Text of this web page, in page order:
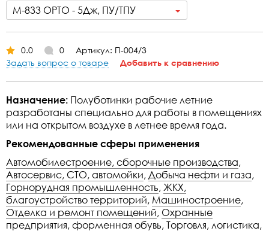
М-833 ОРТО - 5Дж, ПУ/ТПУ
0.0 0
Артикул: П-004/3
Задать вопрос о товаре
Добавить к сравнению
Назначение: Полуботинки рабочие летние
разработаны специально для работы в помещениях
или на открытом воздухе в летнее время года.
Рекомендованные сферы применения
Автомобилестроение, сборочные производства,
Автосервис, СТО, автомойки, Добыча нефти и газа,
Горнорудная промышленность, ЖКХ,
благоустройство территорий, Машиностроение,
Отделка и ремонт помещений, Охранные
предприятия, форменная обувь, Торговля, логистика,